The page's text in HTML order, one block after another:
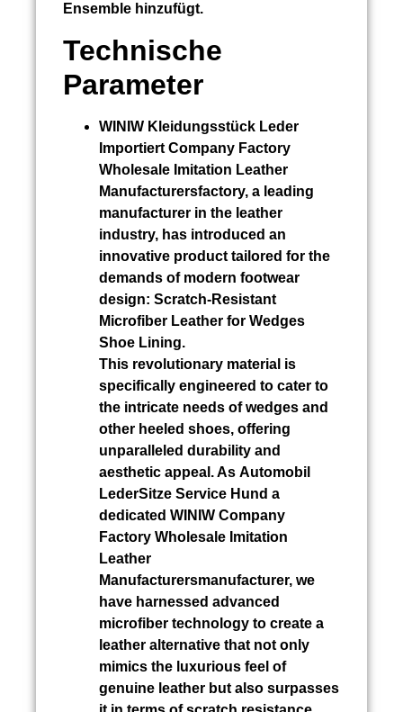
Ensemble hinzufügt.
Technische
Parameter
WINIW Kleidungsstück Leder
Importiert Company Factory
Wholesale Imitation Leather
Manufacturersfactory, a leading
manufacturer in the leather
industry, has introduced an
innovative product tailored for the
demands of modern footwear
design: Scratch-Resistant
Microfiber Leather for Wedges
Shoe Lining.
This revolutionary material is
specifically engineered to cater to
the intricate needs of wedges and
other heeled shoes, offering
unparalleled durability and
aesthetic appeal. As Automobil
LederSitze Service Hund a
dedicated WINIW Company
Factory Wholesale Imitation
Leather
Manufacturersmanufacturer, we
have harnessed advanced
microfiber technology to create a
leather alternative that not only
mimics the luxurious feel of
genuine leather but also surpasses